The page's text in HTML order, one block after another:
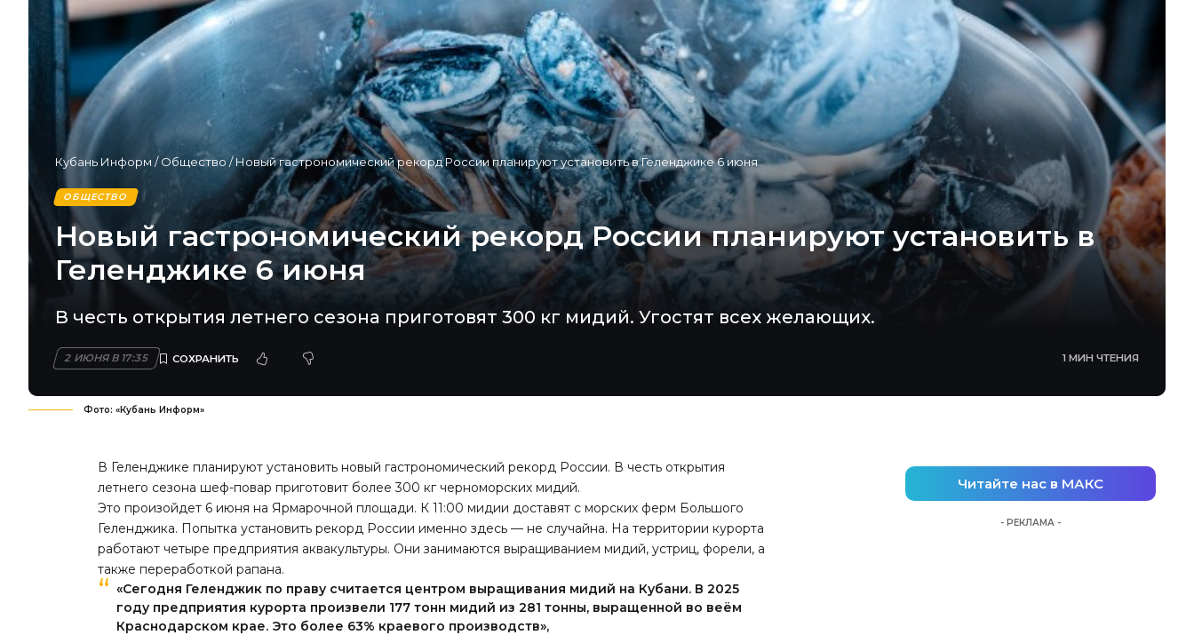
Кубань Информ /Общество /Новый гастрономический рекорд России планируют установить в Геленджике 6 июня
ОБЩЕСТВО
Новый гастрономический рекорд России планируют установить в
Геленджике 6 июня
В честь открытия летнего сезона приготовят 300 кг мидий. Угостят всех желающих.
2 ИЮНЯ В 17:35 1 МИН ЧТЕНИЯ
Фото: «Кубань Информ»
В Геленджике планируют установить новый гастрономический рекорд России. В честь открытия
летнего сезона шеф-повар приготовит более 300 кг черноморских мидий.
Это произойдет 6 июня на Ярмарочной площади. К 11:00 мидии доставят с морских ферм Большого
Геленджика. Попытка установить рекорд России именно здесь — не случайна. На территории курорта
работают четыре предприятия аквакультуры. Они занимаются выращиванием мидий, устриц, форели, а
также переработкой рапана.
«Сегодня Геленджик по праву считается центром выращивания мидий на Кубани. В 2025
году предприятия курорта произвели 177 тонн мидий из 281 тонны, выращенной во веём
Краснодарском крае. Это более 63% краевого производств»,
Читайте нас в МАКС
- РЕКЛАМА -